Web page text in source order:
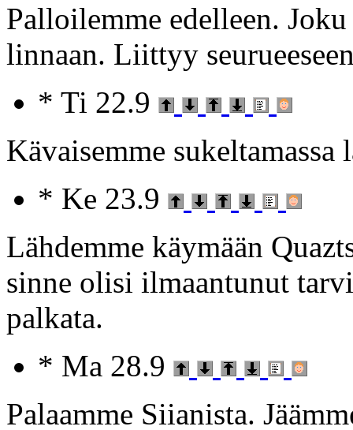
Palloilemme edelleen.
linnaan. Liittyy
* Ti 22.9
Kävaisemme sukeltamassa
* Ke 23.9
Lähdemme käymään
sinne olisi ilmaantunut
palkata.
* Ma 28.9
Palaamme Siianista.